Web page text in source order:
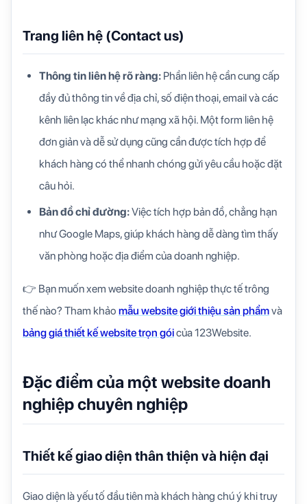
Trang liên hệ (Contact us)
Thông tin liên hệ rõ ràng: Phần liên hệ cần cung cấp
đầy đủ thông tin về địa chỉ, số điện thoại, email và các
kênh liên lạc khác như mạng xã hội. Một form liên hệ
đơn giản và dễ sử dụng cũng cần được tích hợp để
khách hàng có thể nhanh chóng gửi yêu cầu hoặc đặt
câu hỏi.
Bản đồ chỉ đường:Việc tích hợp bản đồ, chẳng hạn
như Google Maps, giúp khách hàng dễ dàng tìm thấy
văn phòng hoặc địa điểm của doanh nghiệp.
👉 Bạn muốn xem website doanh nghiệp thực tế trông
thế nào? Tham khảo mẫu website giới thiệu sản phẩmvà
bảng giá thiết kế website trọn góicủa 123Website.
Đặc điểm của một website doanh
nghiệp chuyên nghiệp
Thiết kế giao diện thân thiện và hiện đại
Giao diện là yếu tố đầu tiên mà khách hàng chú ý khi truy